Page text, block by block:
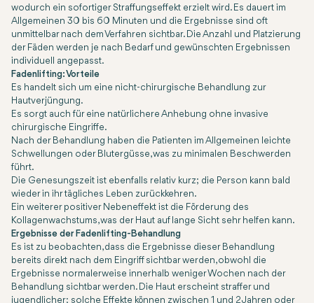
wodurch ein sofortiger Straffungseffekt erzielt wird. Es dauert im
Allgemeinen 30 bis 60 Minuten und die Ergebnisse sind oft
unmittelbar nach dem Verfahren sichtbar. Die Anzahl und Platzierung
der Fäden werden je nach Bedarf und gewünschten Ergebnissen
individuell angepasst.
Fadenlifting: Vorteile
Es handelt sich um eine nicht-chirurgische Behandlung zur
Hautverjüngung.
Es sorgt auch für eine natürlichere Anhebung ohne invasive
chirurgische Eingriffe.
Nach der Behandlung haben die Patienten im Allgemeinen leichte
Schwellungen oder Blutergüsse, was zu minimalen Beschwerden
führt.
Die Genesungszeit ist ebenfalls relativ kurz; die Person kann bald
wieder in ihr tägliches Leben zurückkehren.
Ein weiterer positiver Nebeneffekt ist die Förderung des
Kollagenwachstums, was der Haut auf lange Sicht sehr helfen kann.
Ergebnisse der Fadenlifting-Behandlung
Es ist zu beobachten, dass die Ergebnisse dieser Behandlung
bereits direkt nach dem Eingriff sichtbar werden, obwohl die
Ergebnisse normalerweise innerhalb weniger Wochen nach der
Behandlung sichtbar werden. Die Haut erscheint straffer und
jugendlicher; solche Effekte können zwischen 1 und 2 Jahren oder